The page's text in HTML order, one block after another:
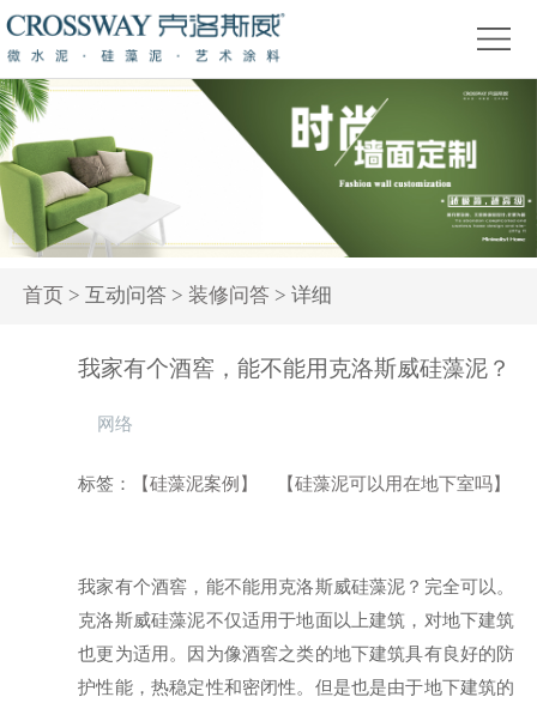
首
页
关
于
我
们
产
品
中
品
新
首页 > 互动问答 > 装修问答> 详细
我家有个酒窖，能不能用克洛斯威硅藻泥？
网络
标签： 【硅藻泥案例】 【硅藻泥可以用在地下室吗】
我家有个酒窖，能不能用克洛斯威硅藻泥？完全可以。
克洛斯威硅藻泥不仅适用于地面以上建筑，对地下建筑
也更为适用。因为像酒窖之类的地下建筑具有良好的防
护性能，热稳定性和密闭性。但是也是由于地下建筑的